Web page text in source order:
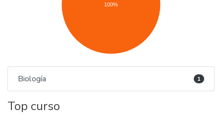
100%
Biología 1
Top curso